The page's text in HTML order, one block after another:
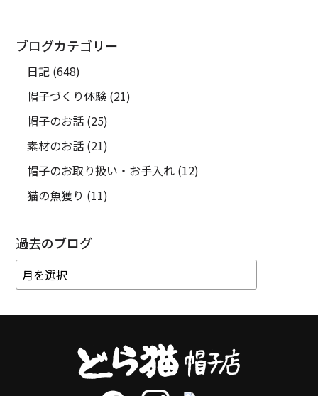
ブログカテゴリー
日記 (648)
帽子づくり体験 (21)
帽子のお話 (25)
素材のお話 (21)
帽子のお取り扱い・お手入れ (12)
猫の魚獲り (11)
過去のブログ